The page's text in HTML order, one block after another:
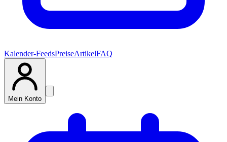
Kalender-FeedsPreiseArtikelFAQ
Mein Konto